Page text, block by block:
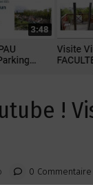
!
0 Commentaire